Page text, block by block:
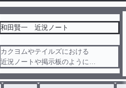
和田賢一 近況ノート
カクヨムやテイルズにおける
近況ノートや掲示板のように
創作の進捗日記にしてゆきます。
あくまで副次的な物ですが